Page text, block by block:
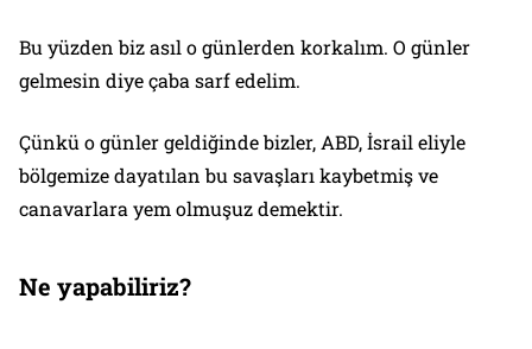
Bu yüzden biz asıl o günlerden korkalım. O günler
gelmesin diye çaba sarf edelim.
Çünkü o günler geldiğinde bizler, ABD, İsrail eliyle
bölgemize dayatılan bu savaşları kaybetmiş ve
canavarlara yem olmuşuz demektir.
Ne yapabiliriz?